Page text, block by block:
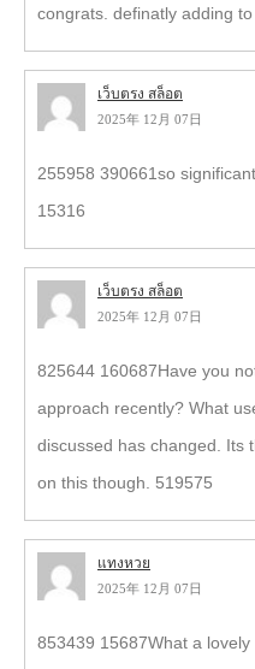
congrats. definatly adding
เว็บตรง สล็อต
2025年 12月 07日
255958 390661so
15316
เว็บตรง สล็อต
2025年 12月 07日
825644 160687Have you
approach recently? What
discussed has changed. Its
on this though. 519575
แทงหวย
2025年 12月 07日
853439 15687What a